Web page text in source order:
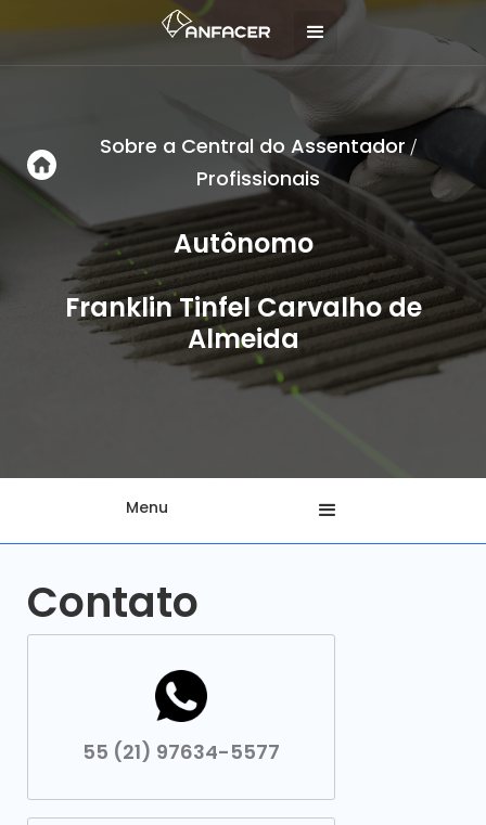
Sobre a Central do Assentador /
Profissionais
Autônomo
Franklin Tinfel Carvalho de
Almeida
Menu
Contato
55 (21) 97634-5577